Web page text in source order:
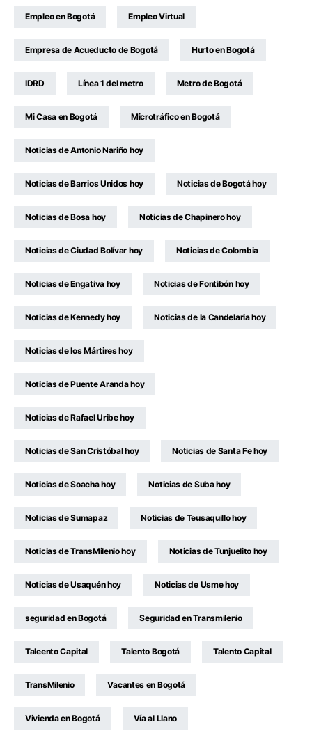
Empleo en Bogotá Empleo Virtual
Empresa de Acueducto de Bogotá Hurto en Bogotá
IDRD Línea 1 del metro Metro de Bogotá
Mi Casa en Bogotá Microtráfico en Bogotá
Noticias de Antonio Nariño hoy
Noticias de Barrios Unidos hoy Noticias de Bogotá hoy
Noticias de Bosa hoy Noticias de Chapinero hoy
Noticias de Ciudad Bolívar hoy Noticias de Colombia
Noticias de Engativa hoy Noticias de Fontibón hoy
Noticias de Kennedy hoy Noticias de la Candelaria hoy
Noticias de los Mártires hoy
Noticias de Puente Aranda hoy
Noticias de Rafael Uribe hoy
Noticias de San Cristóbal hoy Noticias de Santa Fe hoy
Noticias de Soacha hoy Noticias de Suba hoy
Noticias de Sumapaz Noticias de Teusaquillo hoy
Noticias de TransMilenio hoy Noticias de Tunjuelito hoy
Noticias de Usaquén hoy Noticias de Usme hoy
seguridad en Bogotá Seguridad en Transmilenio
Taleento Capital Talento Bogotá Talento Capital
TransMilenio Vacantes en Bogotá
Vivienda en Bogotá Vía al Llano